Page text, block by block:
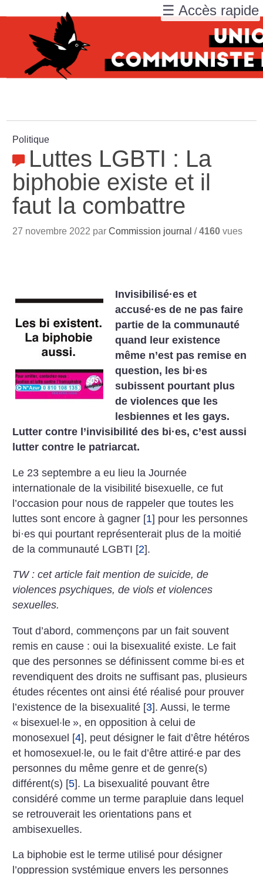
Politique
Luttes LGBTI : La
biphobie existe et il
faut la combattre
27 novembre 2022 parCommission journal /4160 vues
Invisibilisé·es et
accusé·es de ne pas faire
partie de la communauté
quand leur existence
même n’est pas remise en
question, les bi·es
subissent pourtant plus
de violences que les
lesbiennes et les gays.
Lutter contre l’invisibilité des bi·es, c’est aussi
lutter contre le patriarcat.
Le 23 septembre a eu lieu la Journée
internationale de la visibilité bisexuelle, ce fut
l’occasion pour nous de rappeler que toutes les
luttes sont encore à gagner [1] pour les personnes
bi·es qui pourtant représenterait plus de la moitié
de la communauté LGBTI [2].
TW : cet article fait mention de suicide, de
violences psychiques, de viols et violences
sexuelles.
Tout d’abord, commençons par un fait souvent
remis en cause : oui la bisexualité existe. Le fait
que des personnes se définissent comme bi·es et
revendiquent des droits ne suffisant pas, plusieurs
études récentes ont ainsi été réalisé pour prouver
l’existence de la bisexualité [3]. Aussi, le terme
« bisexuel·le », en opposition à celui de
monosexuel [4], peut désigner le fait d’être hétéros
et homosexuel·le, ou le fait d’être attiré·e par des
personnes du même genre et de genre(s)
différent(s) [5]. La bisexualité pouvant être
considéré comme un terme parapluie dans lequel
se retrouverait les orientations pans et
ambisexuelles.
La biphobie est le terme utilisé pour désigner
l’oppression systémique envers les personnes
☰ Accès rapide